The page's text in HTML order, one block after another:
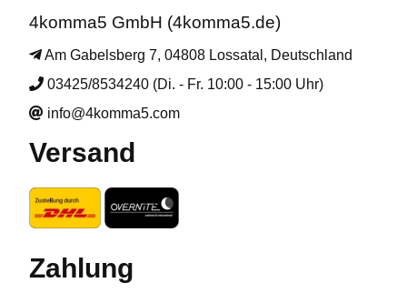
4komma5 GmbH (4komma5.de)
Am Gabelsberg 7, 04808 Lossatal, Deutschland
03425/8534240 (Di. - Fr. 10:00 - 15:00 Uhr)
info@4komma5.com
Versand
Zahlung